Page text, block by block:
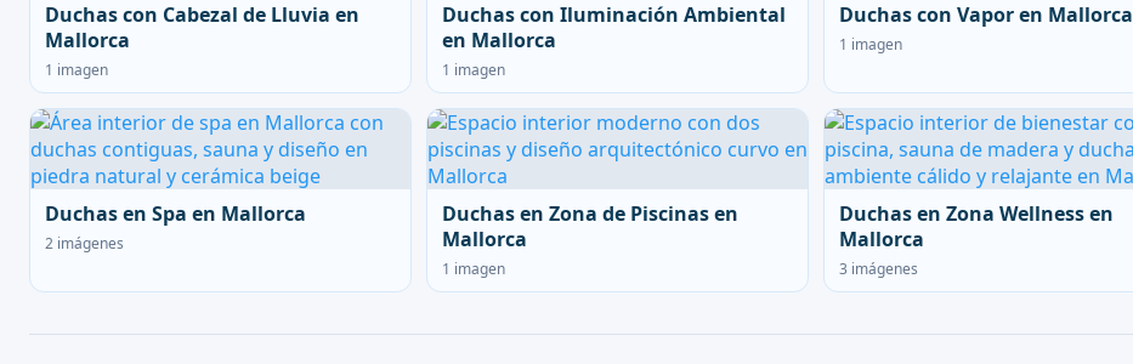
Duchas con Cabezal de Lluvia en
Mallorca
1 imagen
Duchas con Iluminación Ambiental
en Mallorca
1 imagen
Duchas con Vapor en Mallorca
1 imagen
Duchas en Spa en Mallorca
2 imágenes
Duchas en Zona de Piscinas en
Mallorca
1 imagen
Duchas en Zona Wellness en
Mallorca
3 imágenes